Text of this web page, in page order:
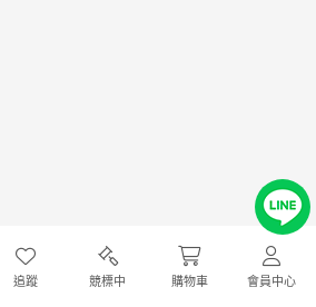
追蹤 競標中 購物車 會員中心